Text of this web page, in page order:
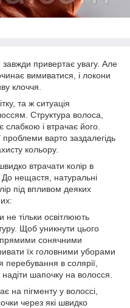
завжди привертає увагу. Але
вимиватися, і локони
клоччя.
та ж ситуація
Структура волоса,
слабкою і втрачає його.
варто заздалегідь
кольору.
втрачати колір в
До нещастя, натуральні
під впливом деяких
не тільки освітлюють
Щоб уникнути цього
сонячними
їх головними уборами
перебування в солярії,
шапочку на волосся.
на пігменту у волоссі,
через які швидко